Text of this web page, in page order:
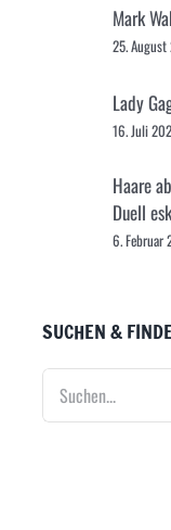
Mark
25.
Lady
16. Juli
Haare
Duell
6. Februar
SUCHEN &
Suche
nach: